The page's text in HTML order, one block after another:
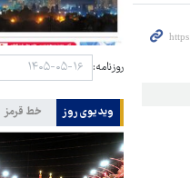
روزنامه:
ویدیوی روز خط قرمز